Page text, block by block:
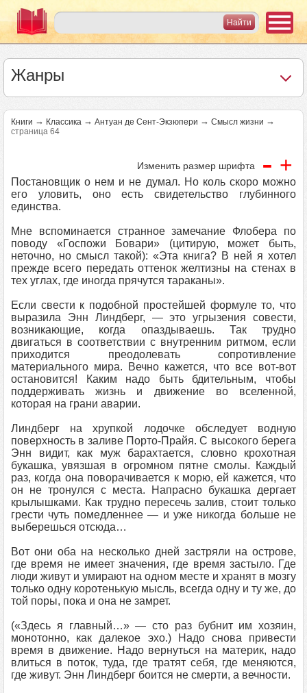
Жанры
Книги → Классика → Антуан де Сент-Экзюпери → Смысл жизни →
страница 64
Изменить размер шрифта - +
Постановщик о нем и не думал. Но коль скоро можно
его уловить, оно есть свидетельство глубинного
единства.
Мне вспоминается странное замечание Флобера по
поводу «Госпожи Бовари» (цитирую, может быть,
неточно, но смысл такой): «Эта книга? В ней я хотел
прежде всего передать оттенок желтизны на стенах в
тех углах, где иногда прячутся тараканы».
Если свести к подобной простейшей формуле то, что
выразила Энн Линдберг, — это угрызения совести,
возникающие, когда опаздываешь. Так трудно
двигаться в соответствии с внутренним ритмом, если
приходится преодолевать сопротивление
материального мира. Вечно кажется, что все вот-вот
остановится! Каким надо быть бдительным, чтобы
поддерживать жизнь и движение во вселенной,
которая на грани аварии.
Линдберг на хрупкой лодочке обследует водную
поверхность в заливе Порто-Прайя. С высокого берега
Энн видит, как муж барахтается, словно крохотная
букашка, увязшая в огромном пятне смолы. Каждый
раз, когда она поворачивается к морю, ей кажется, что
он не тронулся с места. Напрасно букашка дергает
крылышками. Как трудно пересечь залив, стоит только
грести чуть помедленнее — и уже никогда больше не
выберешься отсюда…
Вот они оба на несколько дней застряли на острове,
где время не имеет значения, где время застыло. Где
люди живут и умирают на одном месте и хранят в мозгу
только одну коротенькую мысль, всегда одну и ту же, до
той поры, пока и она не замрет.
(«Здесь я главный…» — сто раз бубнит им хозяин,
монотонно, как далекое эхо.) Надо снова привести
время в движение. Надо вернуться на материк, надо
влиться в поток, туда, где тратят себя, где меняются,
где живут. Энн Линдберг боится не смерти, а вечности.